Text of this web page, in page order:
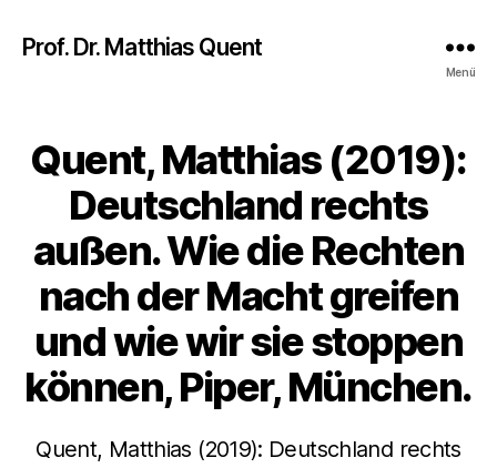
Prof. Dr. Matthias Quent
Menü
Quent, Matthias (2019):
Deutschland rechts
außen. Wie die Rechten
nach der Macht greifen
und wie wir sie stoppen
können, Piper, München.
Quent, Matthias (2019): Deutschland rechts